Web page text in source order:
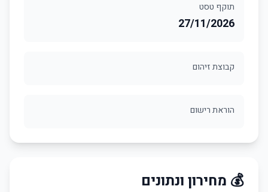
תוקף טסט
27/11/2026
קבוצת זיהום
הוראת רישום
💰 מחירון ונתונים